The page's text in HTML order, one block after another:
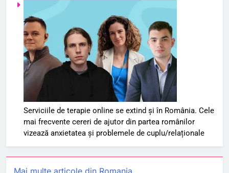
Serviciile de terapie online se extind și în România. Cele
mai frecvente cereri de ajutor din partea românilor
vizează anxietatea și problemele de cuplu/relaționale
Mai multe articole din Romania